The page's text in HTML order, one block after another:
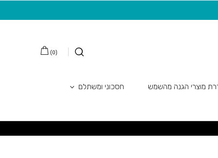
(
0
)
מוצרי הגנה מהשמש חסכוני ומשתלם